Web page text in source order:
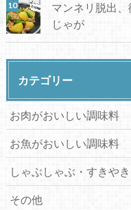
マンネリ脱出
じゃが
カテゴリー
お肉がおいしい調味料
お魚がおいしい調味料
しゃぶしゃぶ・すきやき
その他